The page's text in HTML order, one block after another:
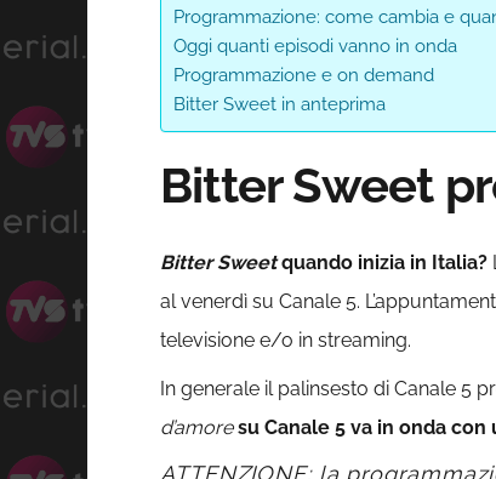
Programmazione: come cambia e
Oggi quanti episodi vanno in onda
Programmazione e on demand
Bitter Sweet in anteprima
Bitter Sweet
Bitter Sweetquando inizia in Italia?
al venerdì su Canale 5.
televisione e/o in streaming.
In generale il palinsesto di Canale 5
d’amore su Canale 5 va in onda
ATTENZIONE: la